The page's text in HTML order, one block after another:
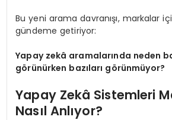
Bu yeni arama davranışı, markalar
gündeme getiriyor:
Yapay zekâ aramalarında neden
görünürken bazıları görünmüyor?
Yapay Zekâ Sistemleri
Nasıl Anlıyor?